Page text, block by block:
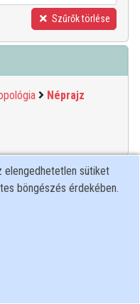
Szűrők törlése
Néprajz
MTA
elengedhetetlen sütiket
böngészés érdekében.